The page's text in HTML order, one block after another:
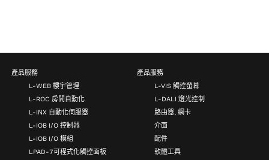
產品服務
L-WEB 樓宇管理
L-ROC 房間自動化
L-INX 自動化伺服器
L-IOB I/O 控制器
L-IOB I/O 模組
LPAD-7可程式化觸控面板
產品服務
L-VIS 觸控螢幕
L-DALI 燈光控制
路由器, 網卡
介面
配件
軟體工具